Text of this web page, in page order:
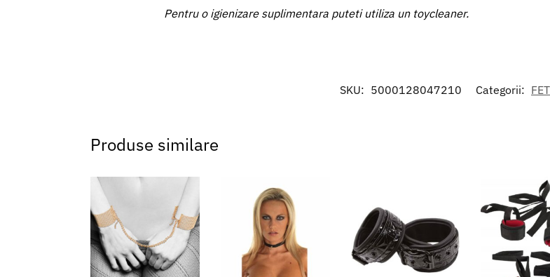
Salvați și comunicați opțiunile de confidențialitate.
Pentru o igienizare suplimentara puteti utiliza un toycleaner.
SKU: 5000128047210 Categorii:
Produse similare